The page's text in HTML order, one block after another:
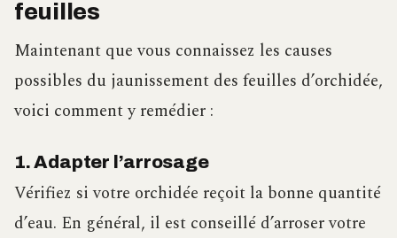
feuilles
Maintenant que vous connaissez les causes
possibles du jaunissement des feuilles d’orchidée,
voici comment y remédier :
1. Adapter l’arrosage
Vérifiez si votre orchidée reçoit la bonne quantité
d’eau. En général, il est conseillé d’arroser votre